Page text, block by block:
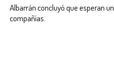
Albarrán concluyó que esperan
compañías.